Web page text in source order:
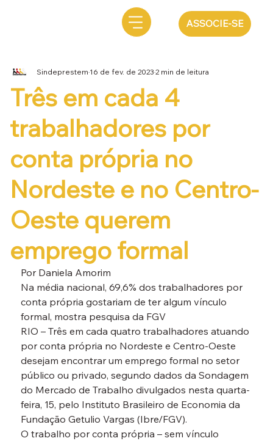
ASSOCIE-SE
Três em cada 4
trabalhadores por
conta própria no
Nordeste e no Centro-
Oeste querem
emprego formal
Sindeprestem16 de fev. de 20232 min de leitura
Por Daniela Amorim
Na média nacional, 69,6% dos trabalhadores por
conta própria gostariam de ter algum vínculo
formal, mostra pesquisa da FGV
RIO – Três em cada quatro trabalhadores atuando
por conta própria no Nordeste e Centro-Oeste
desejam encontrar um emprego formal no setor
público ou privado, segundo dados da Sondagem
do Mercado de Trabalho divulgados nesta quarta-
feira, 15, pelo Instituto Brasileiro de Economia da
Fundação Getulio Vargas (Ibre/FGV).
O trabalho por conta própria – sem vínculo